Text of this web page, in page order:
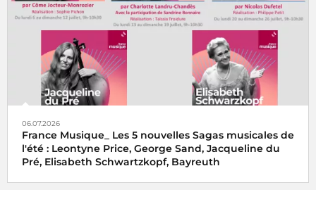
06.07.2026
France Musique_ Les 5 nouvelles Sagas musicales de
l'été : Leontyne Price, George Sand, Jacqueline du
Pré, Elisabeth Schwartzkopf, Bayreuth